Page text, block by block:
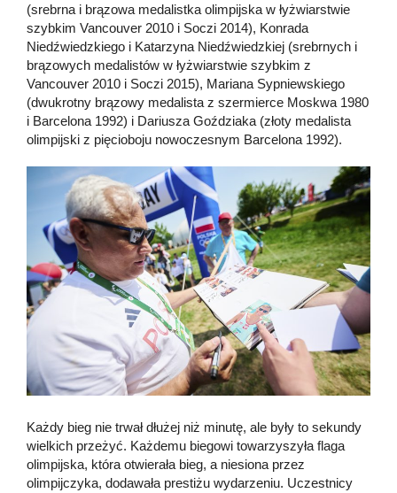
(srebrna i brązowa medalistka olimpijska w łyżwiarstwie
szybkim Vancouver 2010 i Soczi 2014), Konrada
Niedźwiedzkiego i Katarzyna Niedźwiedzkiej (srebrnych i
brązowych medalistów w łyżwiarstwie szybkim z
Vancouver 2010 i Soczi 2015), Mariana Sypniewskiego
(dwukrotny brązowy medalista z szermierce Moskwa 1980
i Barcelona 1992) i Dariusza Goździaka (złoty medalista
olimpijski z pięcioboju nowoczesnym Barcelona 1992).
Każdy bieg nie trwał dłużej niż minutę, ale były to sekundy
wielkich przeżyć. Każdemu biegowi towarzyszyła flaga
olimpijska, która otwierała bieg, a niesiona przez
olimpijczyka, dodawała prestiżu wydarzeniu. Uczestnicy